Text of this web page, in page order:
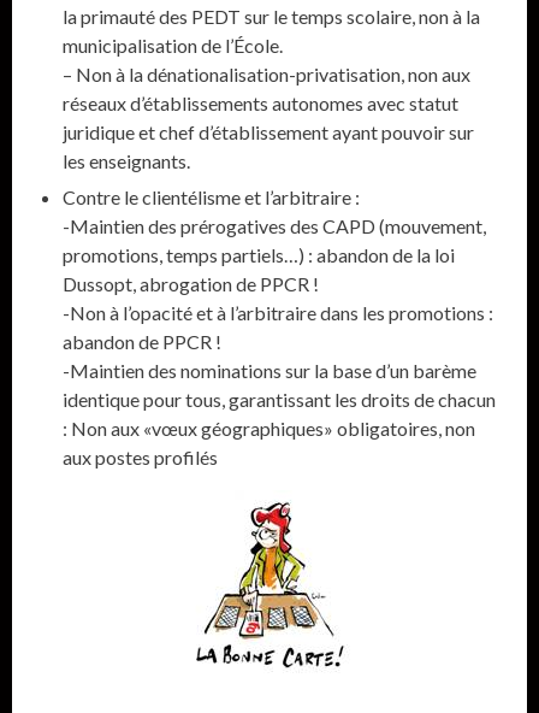
la primauté des PEDT sur le temps scolaire, non à la
municipalisation de l’École.
– Non à la dénationalisation-privatisation, non aux
réseaux d’établissements autonomes avec statut
juridique et chef d’établissement ayant pouvoir sur
les enseignants.
Contre le clientélisme et l’arbitraire :
-Maintien des prérogatives des CAPD (mouvement,
promotions, temps partiels…) : abandon de la loi
Dussopt, abrogation de PPCR !
-Non à l’opacité et à l’arbitraire dans les promotions :
abandon de PPCR !
-Maintien des nominations sur la base d’un barème
identique pour tous, garantissant les droits de chacun
: Non aux «vœux géographiques» obligatoires, non
aux postes profilés